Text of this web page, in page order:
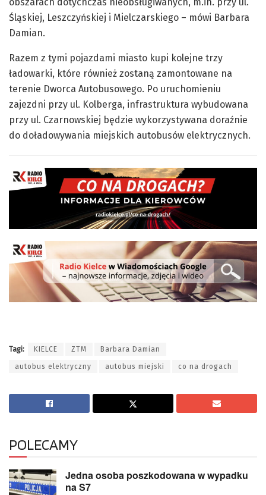
Śląskiej, Leszczyńskiej i Mielczarskiego – mówi Barbara
Damian.
Razem z tymi pojazdami miasto kupi kolejne trzy
ładowarki, które również zostaną zamontowane na
terenie Dworca Autobusowego. Po uruchomieniu
zajezdni przy ul. Kolberga, infrastruktura wybudowana
przy ul. Czarnowskiej będzie wykorzystywana doraźnie
do doładowywania miejskich autobusów elektrycznych.
Tagi: KIELCE ZTM Barbara Damian
autobus elektryczny autobus miejski co na drogach
POLECAMY
Jedna osoba poszkodowana w wypadku
na S7